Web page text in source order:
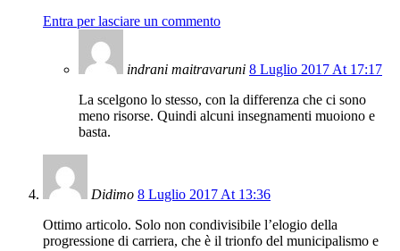
Entra per lasciare un commento
indrani maitravaruni 8 Luglio 2017 At 17:17
La scelgono lo stesso, con la differenza che ci sono
meno risorse. Quindi alcuni insegnamenti muoiono e
basta.
Didimo 8 Luglio 2017 At 13:36
Ottimo articolo. Solo non condivisibile l’elogio della
progressione di carriera, che è il trionfo del municipalismo e